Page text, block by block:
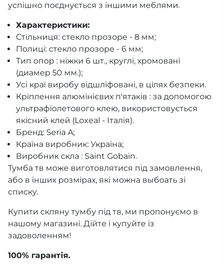
успішно поєднується з іншими меблями.
Характеристики:
Стільниця: стекло прозоре - 8 мм;
Полиці: стекло прозоре - 6 мм;
Тип опор : ніжки 6 шт., круглі, хромовані
(диамер 50 мм.);
Усі краї виробу відшліфовані, в цілях безпеки.
Кріплення алюмінієвих п'ятаків : за допомогою
ультрафіолетового клею, використовується
якісний клей (Loxeal - Італія).
Бренд: Seria A;
Країна виробник: Україна;
Виробник скла : Saint Gobain.
Тумба тв може виготовлятися під замовлення,
або в інших розмірах, які можна выбоать зі
списку.
Купити скляну тумбу під тв, ми пропонуємо в
нашому магазині. Дійте і купуйте із
задоволенням!
100% гарантiя.